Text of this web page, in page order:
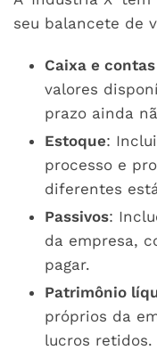
seu balancete de
Caixa e
valores
prazo ainda
Estoque:
processo e
diferentes
Passivos:
da empresa,
pagar.
Patrimônio
próprios da
lucros retidos.